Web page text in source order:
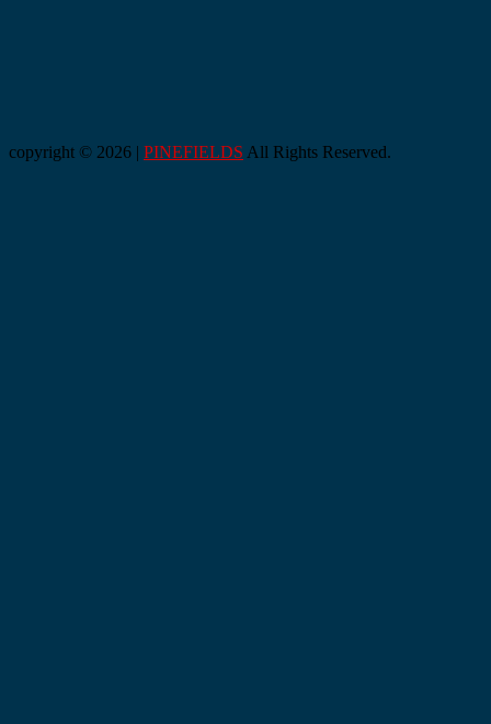
copyright © 2026 | PINEFIELDS All Rights Reserved.